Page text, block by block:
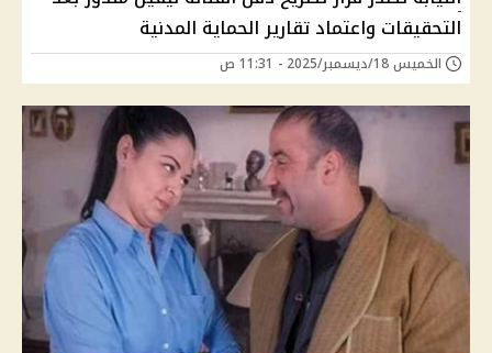
التحقيقات واعتماد تقارير الحماية المدنية
الخميس 18/ديسمبر/2025 - 11:31 ص